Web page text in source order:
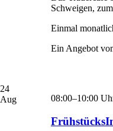
Schweigen,
Einmal
Ein Angebot
24
Aug
08:00–10:00